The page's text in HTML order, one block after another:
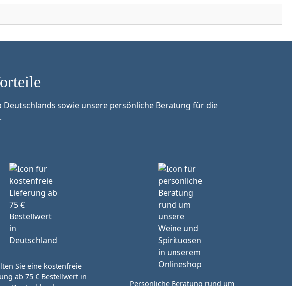
sowie unsere persönliche Beratung für die
Sie eine kostenfreie
ab 75 € Bestellwert in
Persönliche Beratung rund um